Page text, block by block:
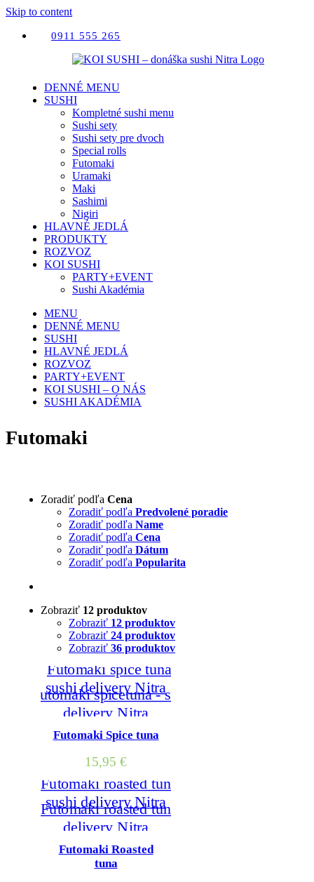
Skip to content
0911 555 265
DENNÉ MENU
SUSHI
Kompletné sushi menu
Sushi sety
Sushi sety pre dvoch
Special rolls
Futomaki
Uramaki
Maki
Sashimi
Nigiri
HLAVNÉ JEDLÁ
PRODUKTY
ROZVOZ
KOI SUSHI
PARTY+EVENT
Sushi Akadémia
MENU
DENNÉ MENU
SUSHI
HLAVNÉ JEDLÁ
ROZVOZ
PARTY+EVENT
KOI SUSHI – O NÁS
SUSHI AKADÉMIA
Futomaki
Zoradiť podľa Cena
Zoradiť podľa Predvolené poradie
Zoradiť podľa Name
Zoradiť podľa Cena
Zoradiť podľa Dátum
Zoradiť podľa Popularita
Zobraziť 12 produktov
Zobraziť 12 produktov
Zobraziť 24 produktov
Zobraziť 36 produktov
Futomaki Spice tuna
15,95 €
Futomaki Roasted
tuna